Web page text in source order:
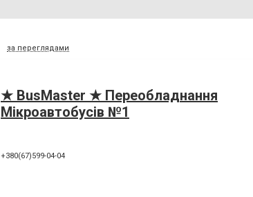
за переглядами
★ BusMaster ★ Переобладнання
Мікроавтобусів №1
+380(67)599-04-04